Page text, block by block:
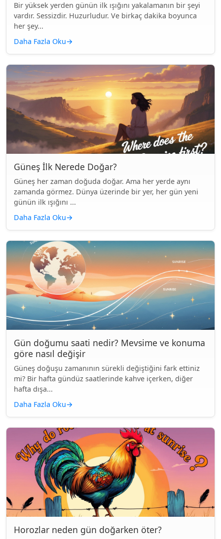
Bir yüksek yerden günün ilk ışığını yakalamanın bir şeyi
vardır. Sessizdir. Huzurludur. Ve birkaç dakika boyunca
her şey...
Daha Fazla Oku→
Güneş İlk Nerede Doğar?
Güneş her zaman doğuda doğar. Ama her yerde aynı
zamanda görmez. Dünya üzerinde bir yer, her gün yeni
günün ilk ışığını ...
Daha Fazla Oku→
Gün doğumu saati nedir? Mevsime ve konuma
göre nasıl değişir
Güneş doğuşu zamanının sürekli değiştiğini fark ettiniz
mi? Bir hafta gündüz saatlerinde kahve içerken, diğer
hafta dışa...
Daha Fazla Oku→
Horozlar neden gün doğarken öter?